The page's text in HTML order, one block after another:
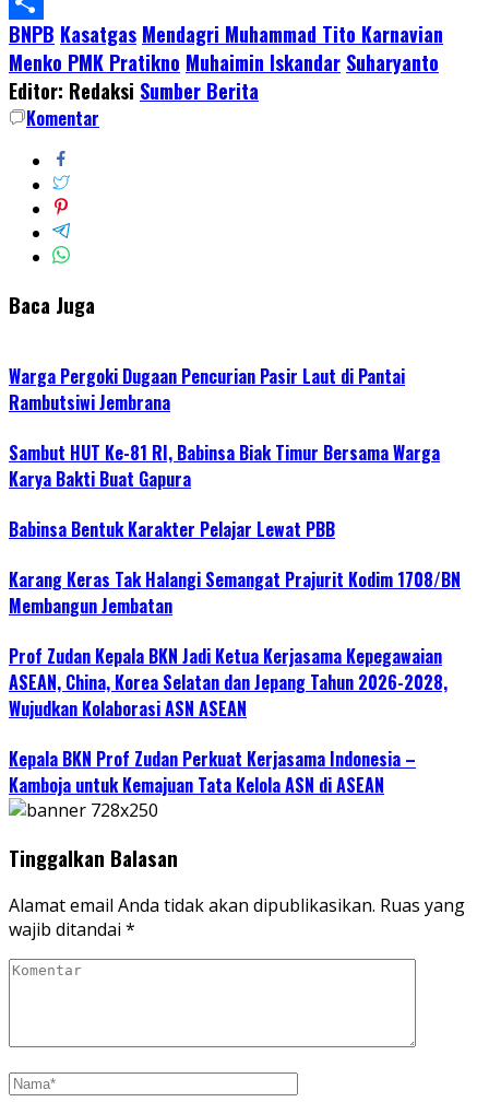
Share
BNPB Kasatgas Mendagri Muhammad Tito Karnavian
Menko PMK Pratikno Muhaimin Iskandar Suharyanto
Editor: Redaksi Sumber Berita
Komentar
Baca Juga
Warga Pergoki Dugaan Pencurian Pasir Laut di Pantai
Rambutsiwi Jembrana
Sambut HUT Ke-81 RI, Babinsa Biak Timur Bersama Warga
Karya Bakti Buat Gapura
Babinsa Bentuk Karakter Pelajar Lewat PBB
Karang Keras Tak Halangi Semangat Prajurit Kodim 1708/BN
Membangun Jembatan
Prof Zudan Kepala BKN Jadi Ketua Kerjasama Kepegawaian
ASEAN, China, Korea Selatan dan Jepang Tahun 2026-2028,
Wujudkan Kolaborasi ASN ASEAN
Kepala BKN Prof Zudan Perkuat Kerjasama Indonesia –
Kamboja untuk Kemajuan Tata Kelola ASN di ASEAN
Tinggalkan Balasan
Alamat email Anda tidak akan dipublikasikan. Ruas yang
wajib ditandai *